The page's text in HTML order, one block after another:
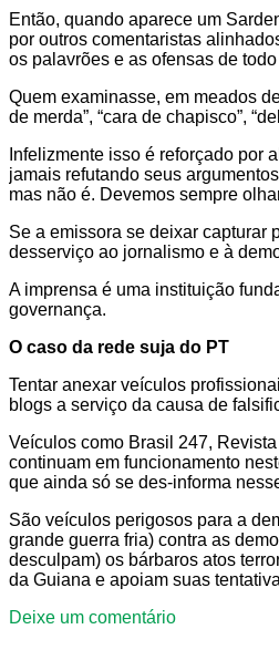
Então, quando aparece um
por outros comentaristas
os palavrões e as ofensas de todo
Quem examinasse, em meados
de merda”, “cara de chapisco”,
Infelizmente isso é reforçado por
jamais refutando seus
mas não é. Devemos sempre
Se a emissora se deixar capturar
desserviço ao jornalismo e à
A imprensa é uma instituição
governança.
O caso da rede suja do PT
Tentar anexar veículos
blogs a serviço da causa de
Veículos como Brasil 247,
continuam em funcionamento
que ainda só se des-informa
São veículos perigosos para a
grande guerra fria) contra as
desculpam) os bárbaros atos
da Guiana e apoiam suas
Deixe um comentário